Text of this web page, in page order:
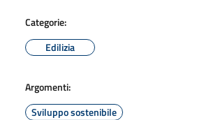
Categorie:
Edilizia
Argomenti:
Sviluppo sostenibile